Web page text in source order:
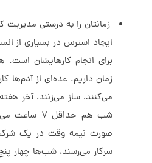
زمانتان را به درستی مدیریت
ایجاد استرس در بسیاری از انسان‌ها
زمان داریم. عده‌ای از آدم‌ها
می‌کنند، ساز می‌زنند، آخر هفته‌ها
شب هم حداقل ۷ ساعت
صورت نیمه وقت در یک شرکت کار
سرکار می‌رسند، شب‌ها چهار پنج